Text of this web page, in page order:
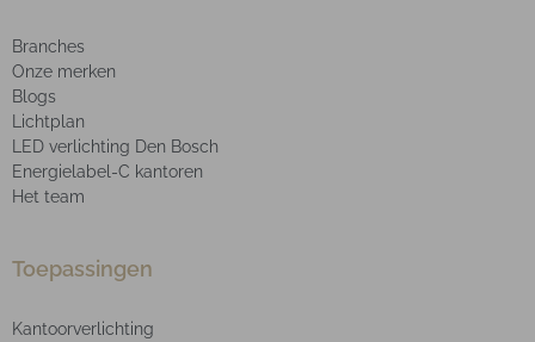
Branches
Onze merken
Blogs
Lichtplan
LED verlichting Den Bosch
Energielabel-C kantoren
Het team
Toepassingen
Kantoorverlichting